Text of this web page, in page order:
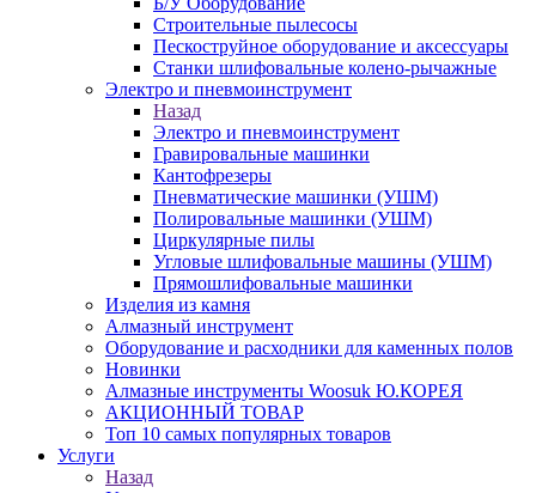
Строительные пылесосы
Пескоструйное оборудование и аксессуары
Станки шлифовальные колено-рычажные
Электро и пневмоинструмент
Назад
Электро и пневмоинструмент
Гравировальные машинки
Кантофрезеры
Пневматические машинки (УШМ)
Полировальные машинки (УШМ)
Циркулярные пилы
Угловые шлифовальные машины (УШМ)
Прямошлифовальные машинки
Изделия из камня
Алмазный инструмент
Оборудование и расходники для каменных полов
Новинки
Алмазные инструменты Woosuk Ю.КОРЕЯ
АКЦИОННЫЙ ТОВАР
Топ 10 самых популярных товаров
Услуги
Назад